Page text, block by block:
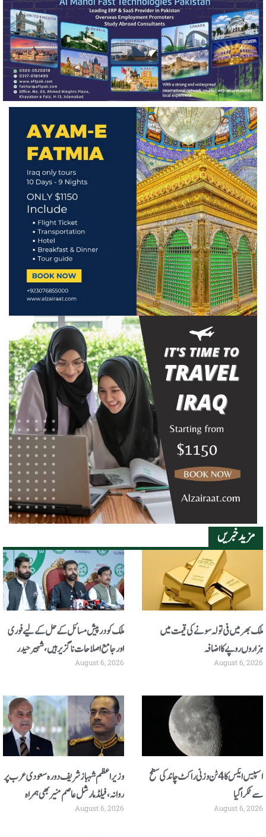
مزید خبریں
ملک کو درپیش مسائل کے حل کے لیے فوری
اور جامع اصلاحات ناگزیر ہیں، شہیر حیدر
سیالوی
August 6, 2026
ملک بھر میں فی تولہ سونے کی قیمت میں
ہزاروں روپے کا اضافہ
August 6, 2026
وزیر اعظم شہباز شریف دورہ سعودی عرب پر
روانہ، فیلڈ مارشل عاصم منیر بھی ہمراہ
August 6, 2026
اسپیس ایکس کا 4 ٹن وزنی راکٹ چاند کی سطح
سے ٹکرا گیا
August 6, 2026